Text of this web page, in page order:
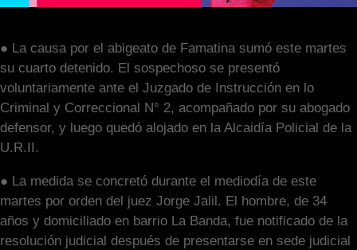
● La causa por el abigeato de Famatina sumó este martes
su cuarto detenido. El sospechoso se presentó
voluntariamente ante el Juzgado de Instrucción en lo
Criminal y Correccional N° 2, acompañado por su abogado
defensor, y luego quedó alojado en la Alcaidía Policial de la
U.R.II.
● La medida se concretó durante el mediodía de este
martes por orden del juez Jorge Jalil. El hombre, de 34
años y domiciliado en barrio La Banda, fue notificado de la
resolución judicial después de presentarse en sede judicial